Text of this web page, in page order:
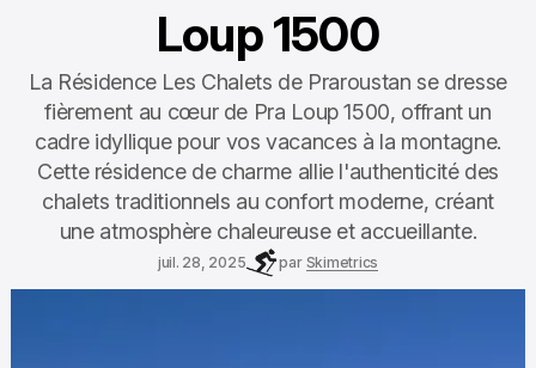
Loup 1500
La Résidence Les Chalets de Praroustan se dresse
fièrement au cœur de Pra Loup 1500, offrant un
cadre idyllique pour vos vacances à la montagne.
Cette résidence de charme allie l'authenticité des
chalets traditionnels au confort moderne, créant
une atmosphère chaleureuse et accueillante.
juil. 28, 2025 par Skimetrics